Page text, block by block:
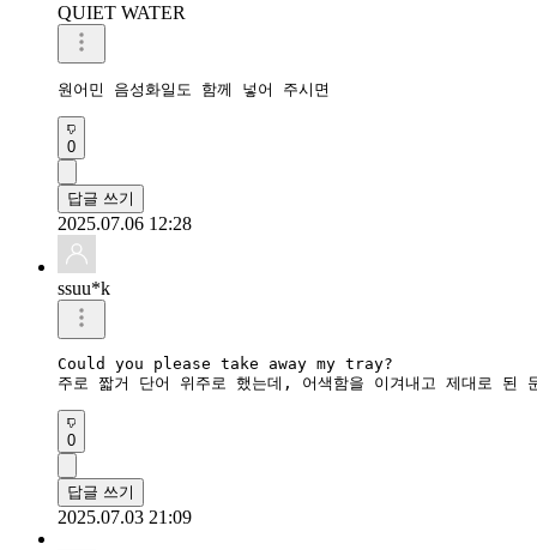
QUIET WATER
원어민 음성화일도 함께 넣어 주시면
0
답글 쓰기
2025.07.06 12:28
ssuu*k
Could you please take away my tray?
주로 짧거 단어 위주로 했는데, 어색함을 이겨내고 제대로
0
답글 쓰기
2025.07.03 21:09